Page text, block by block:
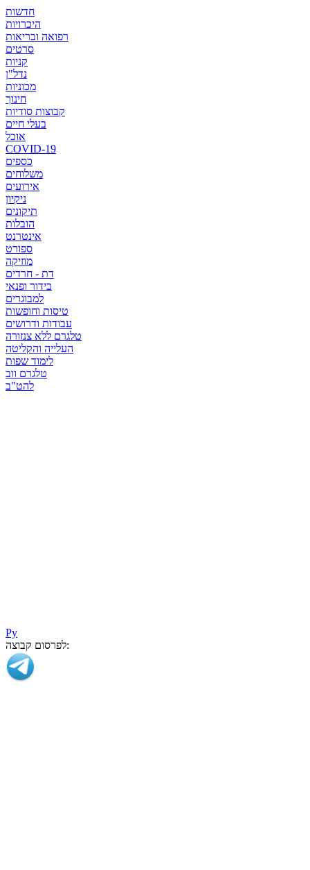
חדשות
היכרויות
רפואה ובריאות
סרטים
קניות
נדל"ן
מכוניות
חינוך
קבוצות סודיות
בעלי חיים
אוכל
COVID-19
כספים
משלוחים
אירועים
ניקיון
תיקונים
הובלות
אינטרנט
ספורט
מוזיקה
דת - חרדים
בידור ופנאי
למבוגרים
טיסות וחופשות
עבודות ודרושים
טלגרם ללא צנזורה
העלייה והקליטה
לימוד שפות
טלגרם ווב
להט"ב
Ру
לפרסום קבוצה: